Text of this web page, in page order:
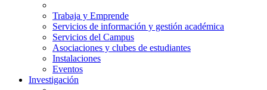
Trabaja y Emprende
Servicios de información y gestión académica
Servicios del Campus
Asociaciones y clubes de estudiantes
Instalaciones
Eventos
Investigación